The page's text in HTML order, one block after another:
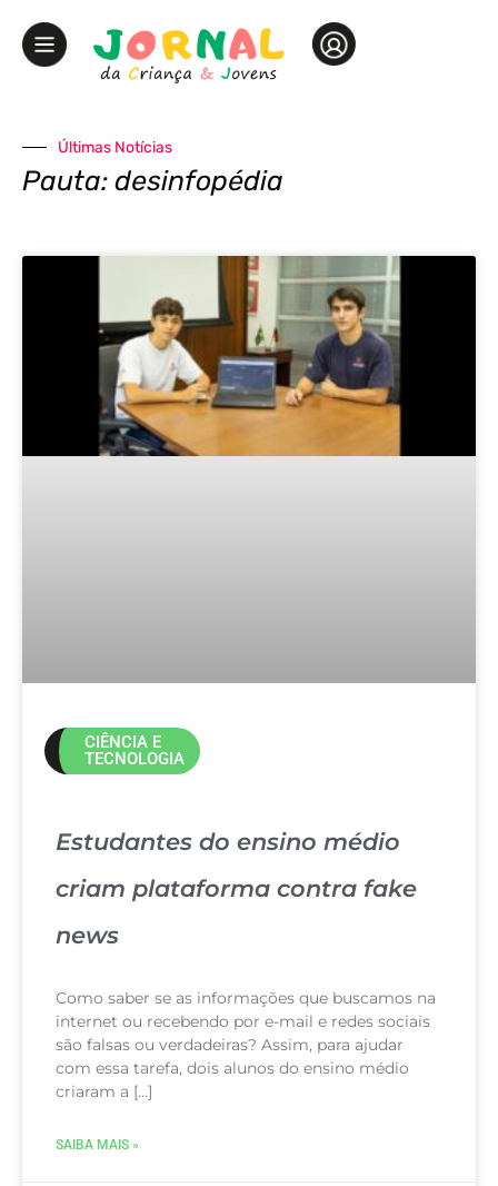
Últimas Notícias
Pauta: desinfopédia
CIÊNCIA E
TECNOLOGIA
Estudantes do ensino médio
criam plataforma contra fake
news
Como saber se as informações que buscamos na
internet ou recebendo por e-mail e redes sociais
são falsas ou verdadeiras? Assim, para ajudar
com essa tarefa, dois alunos do ensino médio
criaram a […]
SAIBA MAIS »